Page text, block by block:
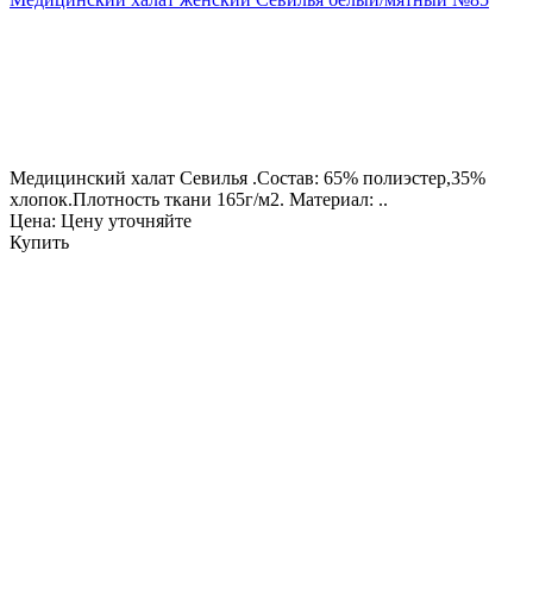
Медицинский халат Севилья .Состав: 65% полиэстер,35%
хлопок.Плотность ткани 165г/м2. Материал: ..
Цена: Цену уточняйте
Купить